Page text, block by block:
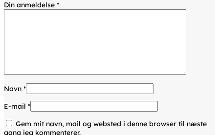
Din anmeldelse *
Navn *
E-mail *
Gem mit navn, mail og websted i denne browser til næste
gang jeg kommenterer.